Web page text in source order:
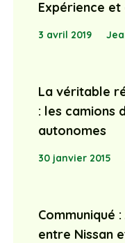
Expérience et
3 avril 2019
La véritable
: les camions
autonomes
30 janvier 2015
Communiqué
entre Nissan